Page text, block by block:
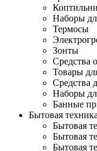
Коптильни
Наборы
Термосы
Зонты
Средства
Товары
Средства
Наборы
Банные
Бытовая техника
Бытовая
Бытовая
Бытовая